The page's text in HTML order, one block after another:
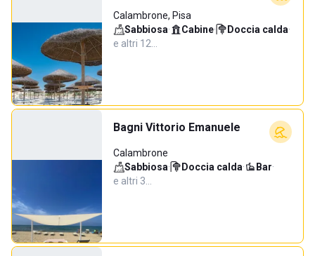
Calambrone, Pisa
Sabbiosa· Cabine· Doccia calda·
e altri 12…
Bagni Vittorio Emanuele
Calambrone
Sabbiosa· Doccia calda· Bar·
e altri 3…